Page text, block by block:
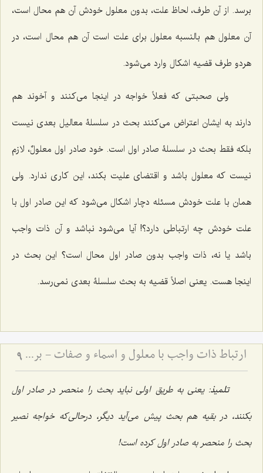
برسد. از آن طرف، لحاظ علت، بدون معلول خودش آن ‌هم محال است،
آن معلول هم بالنسبه معلول براى علت است آن هم محال است، در
هردو طرف قضیه اشکال وارد مى‌شود.
ولى صحبتى که فعلاً خواجه در اینجا مى‌کنند و آخوند هم
دارند به ایشان اعتراض‌ مى‌کنند بحث در سلسلۀ معالیل بعدى نیست
بلکه فقط بحث در سلسلۀ صادر اول است. خود صادر اول معلولٌ، لازم
نیست که معلول باشد و اقتضاى علیت بکند، این کارى ندارد. ولى
همان با علت خودش مسئله دچار اشکال مى‌شود که این صادر اول با
علت خودش چه ارتباطى دارد؟! آیا مى‌شود نباشد و آن ذات واجب
باشد یا نه، ذات واجب بدون صادر اول محال است؟ این بحث در
اینجا هست. یعنى اصلاً قضیه به بحث سلسلۀ بعدى نمى‌رسد.
ارتباط ذات واجب با معلول و اسماء و صفات - بررسی پیوند علت، معلول و فیض الهی 9
تلمیذ: یعنی به طریق اولی نباید بحث را منحصر در صادر اول
بکنند، در بقیه هم بحث پیش مى‌آید دیگر، درحالی‌که خواجه نصیر
بحث را منحصر به صادر اول کرده است!